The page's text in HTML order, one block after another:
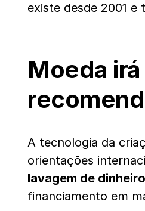
existe desde 2001 e
Moeda
A tecnologia da
orientações
lavagem de dinheiro
financiamento em